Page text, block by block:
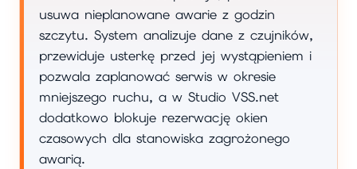
usuwa nieplanowane awarie z godzin
szczytu. System analizuje dane z czujników,
przewiduje usterkę przed jej wystąpieniem i
pozwala zaplanować serwis w okresie
mniejszego ruchu, a w Studio VSS.net
dodatkowo blokuje rezerwację okien
czasowych dla stanowiska zagrożonego
awarią.